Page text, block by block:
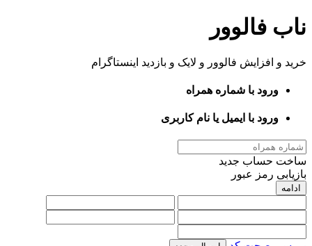
ناب فالوور
خرید و افزایش فالوور و لایک و بازدید اینستاگرام
ورود با شماره همراه
ورود با ایمیل یا نام کاربری
ساخت حساب جدید
بازیابی رمز عبور
ادامه